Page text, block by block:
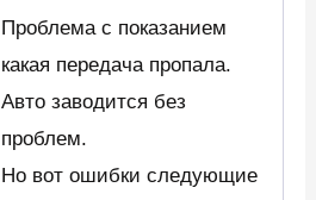
Проблема с показанием
какая передача пропала.
Авто заводится без
проблем.
Но вот ошибки следующие